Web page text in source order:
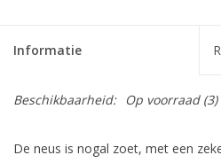
Informatie
Beschikbaarheid: Op voorraad(3)
De neus is nogal zoet, met een